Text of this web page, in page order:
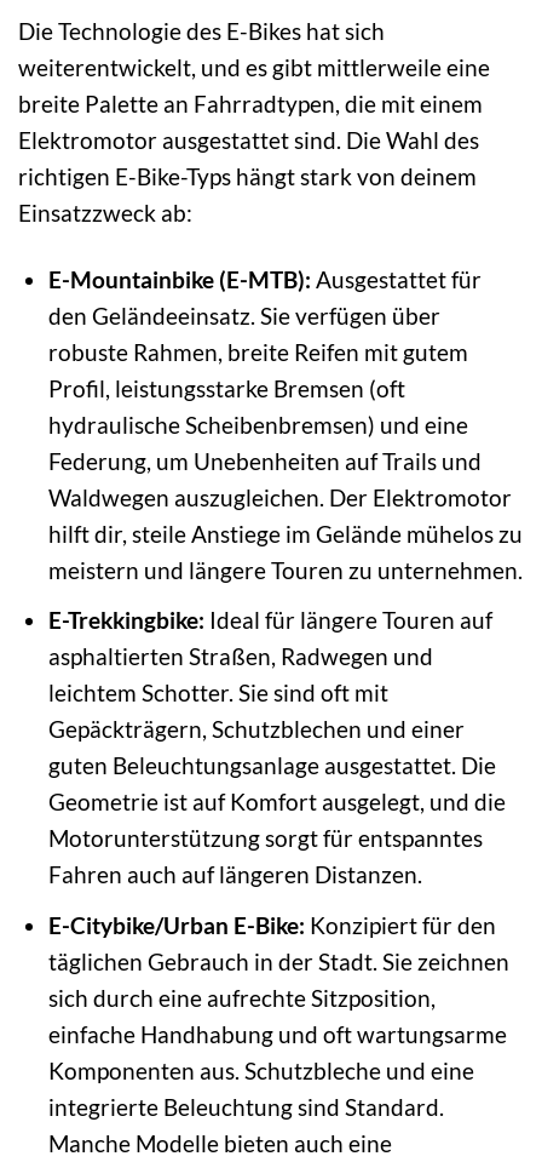
Die Technologie des E-Bikes hat sich
weiterentwickelt, und es gibt mittlerweile eine
breite Palette an Fahrradtypen, die mit einem
Elektromotor ausgestattet sind. Die Wahl des
richtigen E-Bike-Typs hängt stark von deinem
Einsatzzweck ab:
E-Mountainbike (E-MTB): Ausgestattet für
den Geländeeinsatz. Sie verfügen über
robuste Rahmen, breite Reifen mit gutem
Profil, leistungsstarke Bremsen (oft
hydraulische Scheibenbremsen) und eine
Federung, um Unebenheiten auf Trails und
Waldwegen auszugleichen. Der Elektromotor
hilft dir, steile Anstiege im Gelände mühelos zu
meistern und längere Touren zu unternehmen.
E-Trekkingbike: Ideal für längere Touren auf
asphaltierten Straßen, Radwegen und
leichtem Schotter. Sie sind oft mit
Gepäckträgern, Schutzblechen und einer
guten Beleuchtungsanlage ausgestattet. Die
Geometrie ist auf Komfort ausgelegt, und die
Motorunterstützung sorgt für entspanntes
Fahren auch auf längeren Distanzen.
E-Citybike/Urban E-Bike: Konzipiert für den
täglichen Gebrauch in der Stadt. Sie zeichnen
sich durch eine aufrechte Sitzposition,
einfache Handhabung und oft wartungsarme
Komponenten aus. Schutzbleche und eine
integrierte Beleuchtung sind Standard.
Manche Modelle bieten auch eine